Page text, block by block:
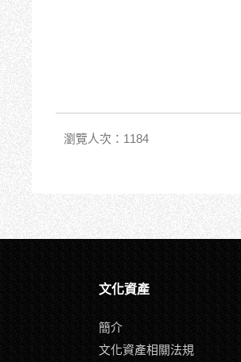
瀏覽人次：1184
文化資產
簡介
文化資產相關法規